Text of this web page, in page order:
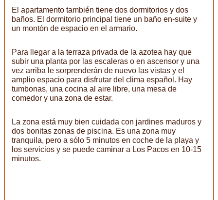
El apartamento también tiene dos dormitorios y dos
baños. El dormitorio principal tiene un baño en-suite y
un montón de espacio en el armario.
Para llegar a la terraza privada de la azotea hay que
subir una planta por las escaleras o en ascensor y una
vez arriba le sorprenderán de nuevo las vistas y el
amplio espacio para disfrutar del clima español. Hay
tumbonas, una cocina al aire libre, una mesa de
comedor y una zona de estar.
La zona está muy bien cuidada con jardines maduros y
dos bonitas zonas de piscina. Es una zona muy
tranquila, pero a sólo 5 minutos en coche de la playa y
los servicios y se puede caminar a Los Pacos en 10-15
minutos.